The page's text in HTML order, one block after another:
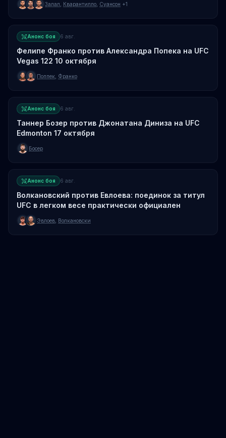
Залал Кварантилло Суансон +1
Анонс боя 6 авг.
Фелипе Франко против Александра Попека на UFC
Vegas 122 10 октября
Поппек Франко
Анонс боя 6 авг.
Таннер Бозер против Джонатана Диниза на UFC
Edmonton 17 октября
Босер
Анонс боя 6 авг.
Волкановский против Евлоева: поединок за титул
UFC в легком весе практически официален
Эвлоев Волкановски